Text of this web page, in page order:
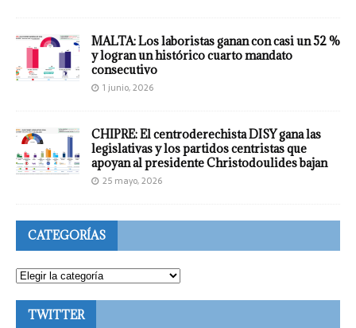
MALTA: Los laboristas ganan con casi un 52 %
y logran un histórico cuarto mandato
consecutivo
1 junio, 2026
CHIPRE: El centroderechista DISY gana las
legislativas y los partidos centristas que
apoyan al presidente Christodoulides bajan
25 mayo, 2026
CATEGORÍAS
TWITTER